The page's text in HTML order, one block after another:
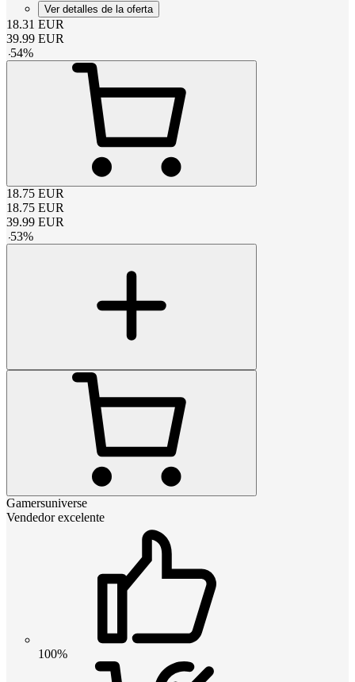
Ver detalles de la oferta
18.31 EUR
39.99 EUR
-54%
18.75 EUR
18.75 EUR
39.99 EUR
-53%
Gamersuniverse
Vendedor excelente
100%